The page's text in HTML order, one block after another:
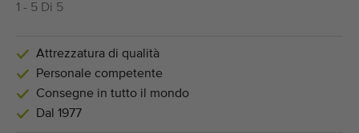
1 - 5 Di 5
Attrezzatura di qualità
Personale competente
Consegne in tutto il mondo
Dal 1977